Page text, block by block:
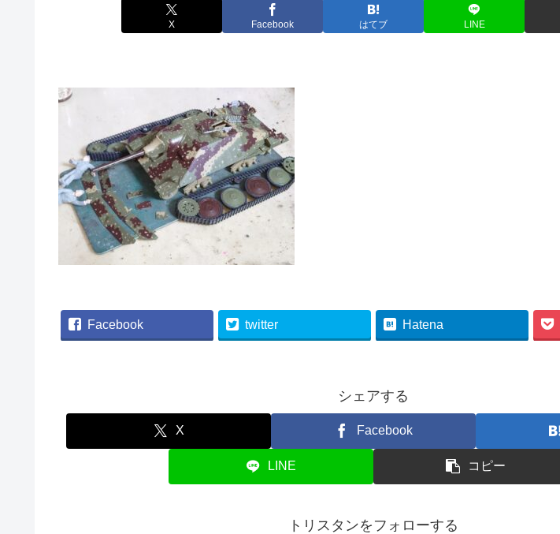
X Facebook はてブ LINE
Facebook twitter Hatena
シェアする
X Facebook
LINE コピー
トリスタンをフォローする